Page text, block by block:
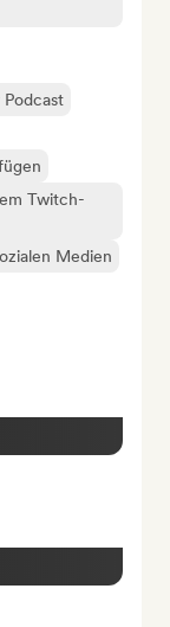
Twitch-
Medien